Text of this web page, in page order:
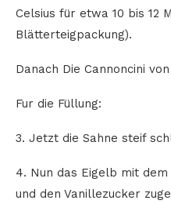
Celsius für etwa 10 bis 12
Blätterteigpackung).
Danach Die Cannoncini
Fur die Füllung:
3. Jetzt die Sahne steif
4. Nun das Eigelb mit
und den Vanillezucker